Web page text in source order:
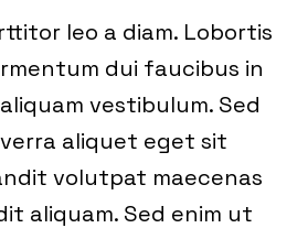
leo a diam. Lobortis
dui faucibus in
vestibulum. Sed
aliquet eget sit
volutpat maecenas
aliquam. Sed enim ut